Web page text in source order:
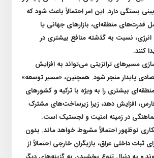
بستگی دارد. این امر احتمالاً باعث شود که
قدرت‌های منطقه‌ای، بازار‌های جهانی یا
نسبت به گذشته منافع بیشتری در
کنند.
مسیر‌های ترانزیتی می‌تواند به افزایش
پایدار منجر شود. همچنین، «مسیر توسعه»
بیشتری را به ویژه با ترکیه و کشور‌های
افزایش دهد، زیرا زیرساخت‌های مشترک
در زمینه امنیت و لجستیک است.
نوظهور احتمالاً مشروط خواهد ماند. بدون
ثبات داخلی عراق، بازیگران خارجی احتمالاً از